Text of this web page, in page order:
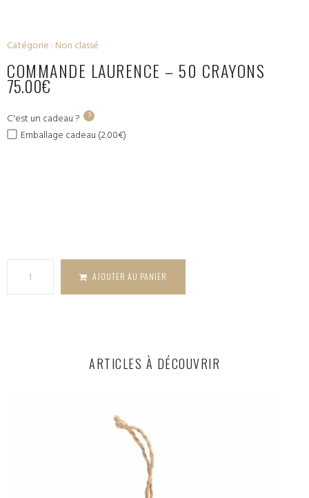
Catégorie : Non classé
COMMANDE LAURENCE – 50 CRAYONS
75.00€
C'est un cadeau ? ?
Emballage cadeau (2.00€)
AJOUTER AU PANIER
ARTICLES À DÉCOUVRIR